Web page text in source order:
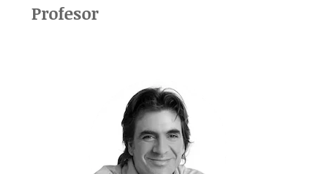
Profesor